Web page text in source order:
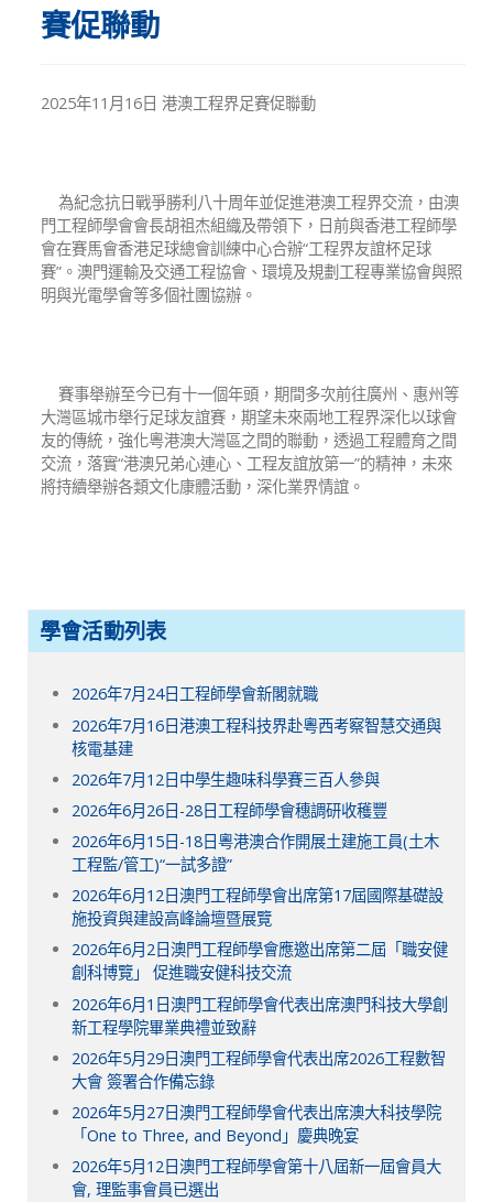
賽促聯動
2025年11月16日 港澳工程界足賽促聯動
為紀念抗日戰爭勝利八十周年並促進港澳工程界交流，由澳
門工程師學會會長胡祖杰組織及帶領下，日前與香港工程師學
會在賽馬會香港足球總會訓練中心合辦“工程界友誼杯足球
賽”。澳門運輸及交通工程協會、環境及規劃工程專業協會與照
明與光電學會等多個社團協辦。
賽事舉辦至今已有十一個年頭，期間多次前往廣州、惠州等
大灣區城市舉行足球友誼賽，期望未來兩地工程界深化以球會
友的傳統，強化粵港澳大灣區之間的聯動，透過工程體育之間
交流，落實“港澳兄弟心連心、工程友誼放第一”的精神，未來
將持續舉辦各類文化康體活動，深化業界情誼。
學會活動列表
2026年7月24日工程師學會新閣就職
2026年7月16日港澳工程科技界赴粵西考察智慧交通與
核電基建
2026年7月12日中學生趣味科學賽三百人參與
2026年6月26日-28日工程師學會穗調研收穫豐
2026年6月15日-18日粵港澳合作開展土建施工員(土木
工程監/管工)“一試多證”
2026年6月12日澳門工程師學會出席第17屆國際基礎設
施投資與建設高峰論壇暨展覽
2026年6月2日澳門工程師學會應邀出席第二屆「職安健
創科博覽」 促進職安健科技交流
2026年6月1日澳門工程師學會代表出席澳門科技大學創
新工程學院畢業典禮並致辭
2026年5月29日澳門工程師學會代表出席2026工程數智
大會 簽署合作備忘錄
2026年5月27日澳門工程師學會代表出席澳大科技學院
「One to Three, and Beyond」慶典晚宴
2026年5月12日澳門工程師學會第十八屆新一屆會員大
會, 理監事會員已選出